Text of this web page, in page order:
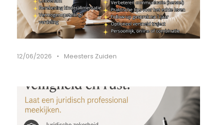
12/06/2026 • Meesters Zuiden